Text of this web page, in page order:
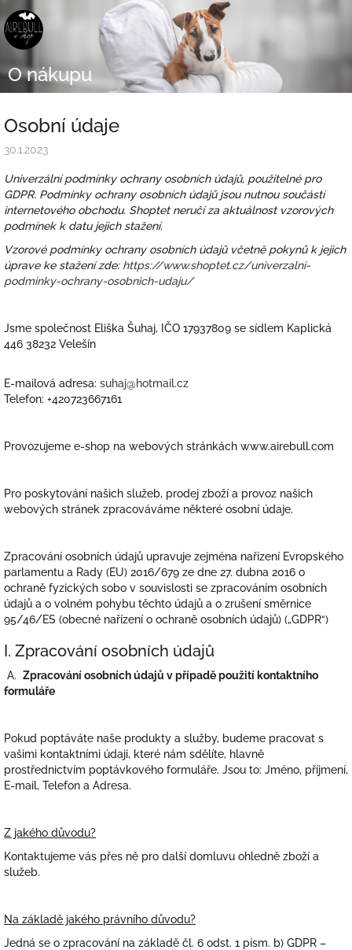
Přejít
na
obsah
O nákupu
Osobní údaje
30.1.2023
Univerzální podmínky ochrany osobních údajů, použitelné pro
GDPR. Podmínky ochrany osobních údajů jsou nutnou součástí
internetového obchodu. Shoptet neručí za aktuálnost vzorových
podmínek k datu jejich stažení.
Vzorové podmínky ochrany osobních údajů včetně pokynů k jejich
úprave ke stažení zde: https://www.shoptet.cz/univerzalni-
podminky-ochrany-osobnich-udaju/
Jsme společnost Eliška Šuhaj, IČO 17937809 se sídlem Kaplická
446 38232 Velešín
E-mailová adresa: suhaj@hotmail.cz
Telefon: +420723667161
Provozujeme e-shop na webových stránkách www.airebull.com
Pro poskytování našich služeb, prodej zboží a provoz našich
webových stránek zpracováváme některé osobní údaje.
Zpracování osobních údajů upravuje zejména nařízení Evropského
parlamentu a Rady (EU) 2016/679 ze dne 27. dubna 2016 o
ochraně fyzických sobo v souvislosti se zpracováním osobních
údajů a o volném pohybu těchto údajů a o zrušení směrnice
95/46/ES (obecné nařízení o ochraně osobních údajů) („GDPR“)
I. Zpracování osobních údajů
A. Zpracování osobních údajů v případě použití kontaktního
formuláře
Pokud poptáváte naše produkty a služby, budeme pracovat s
vašimi kontaktními údaji, které nám sdělíte, hlavně
prostřednictvím poptávkového formuláře. Jsou to: Jméno, příjmení,
E-mail, Telefon a Adresa.
Z jakého důvodu?
Kontaktujeme vás přes ně pro další domluvu ohledně zboží a
služeb.
Na základě jakého právního důvodu?
Jedná se o zpracování na základě čl. 6 odst. 1 písm. b) GDPR –